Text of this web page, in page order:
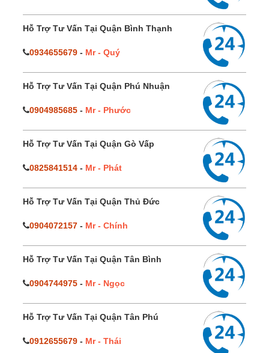
Hỗ Trợ Tư Vấn Tại Quận Bình Thạnh
0934655679 - Mr - Quý
Hỗ Trợ Tư Vấn Tại Quận Phú Nhuận
0904985685 - Mr - Phước
Hỗ Trợ Tư Vấn Tại Quận Gò Vấp
0825841514 - Mr - Phát
Hỗ Trợ Tư Vấn Tại Quận Thủ Đức
0904072157 - Mr - Chính
Hỗ Trợ Tư Vấn Tại Quận Tân Bình
0904744975 - Mr - Ngọc
Hỗ Trợ Tư Vấn Tại Quận Tân Phú
0912655679 - Mr - Thái